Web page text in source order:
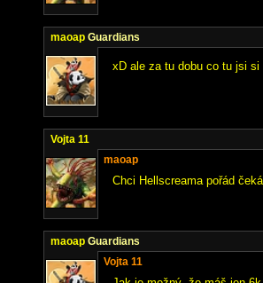
maoap Guardians
xD ale za tu dobu co tu jsi
Vojta 11
maoap
Chci Hellscreama pořád
maoap Guardians
Vojta 11